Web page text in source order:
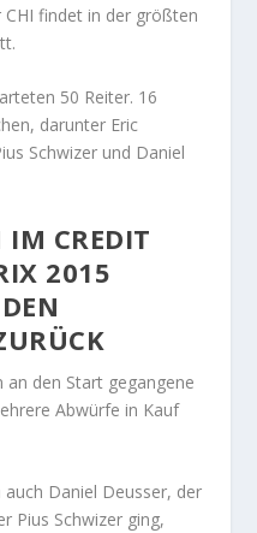
findet in der größten
50 Reiter. 16
darunter Eric
Schwizer und Daniel
IM CREDIT
2015
an den Start gegangene
Abwürfe in Kauf
Daniel Deusser, der
Pius Schwizer ging,